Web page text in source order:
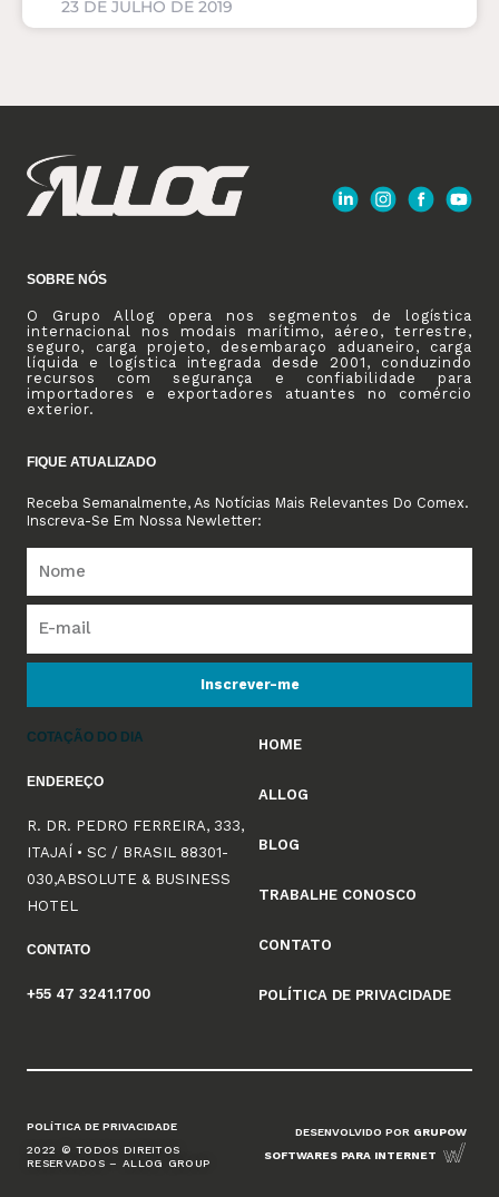
23 DE JULHO DE 2019
SOBRE NÓS
O Grupo Allog opera nos segmentos de logística
internacional nos modais marítimo, aéreo, terrestre,
seguro, carga projeto, desembaraço aduaneiro, carga
líquida e logística integrada desde 2001, conduzindo
recursos com segurança e confiabilidade para
importadores e exportadores atuantes no comércio
exterior.
FIQUE ATUALIZADO
Receba Semanalmente, As Notícias Mais Relevantes Do Comex.
Inscreva-Se Em Nossa Newletter:
Inscrever-me
COTAÇÃO DO DIA
ENDEREÇO
R. DR. PEDRO FERREIRA, 333,
ITAJAÍ • SC / BRASIL 88301-
030,ABSOLUTE & BUSINESS
HOTEL
CONTATO
+55 47 3241.1700
HOME
ALLOG
BLOG
TRABALHE CONOSCO
CONTATO
POLÍTICA DE PRIVACIDADE
POLÍTICA DE PRIVACIDADE
2022 © TODOS DIREITOS
RESERVADOS – ALLOG GROUP
DESENVOLVIDO POR GRUPOW
SOFTWARES PARA INTERNET